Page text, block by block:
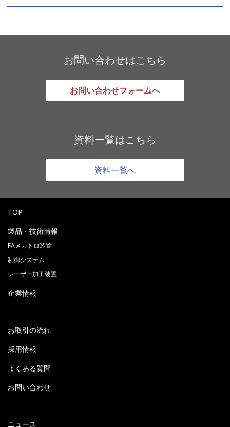
お問い合わせはこちら
お問い合わせフォームへ
資料一覧はこちら
資料一覧へ
TOP
製品・技術情報
FAメカトロ装置
制御システム
レーザー加工装置
企業情報
お取引の流れ
採用情報
よくある質問
お問い合わせ
ニュース